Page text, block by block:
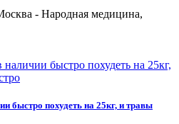
- Народная медицина,
быстро похудеть на 25кг, и травы